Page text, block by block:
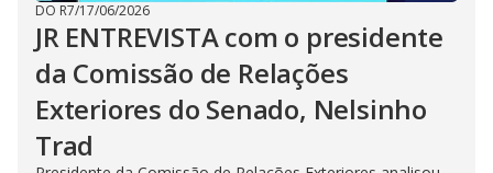
DO R7/17/06/2026
JR ENTREVISTA com o presidente
da Comissão de Relações
Exteriores do Senado, Nelsinho
Trad